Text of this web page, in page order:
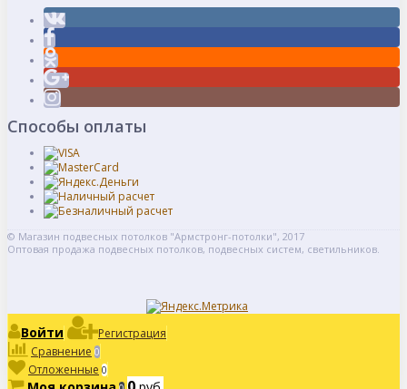
Способы оплаты
© Магазин подвесных потолков "Армстронг-потолки", 2017
Оптовая продажа подвесных потолков, подвесных систем, светильников.
Войти
Регистрация
Сравнение 0
Отложенные 0